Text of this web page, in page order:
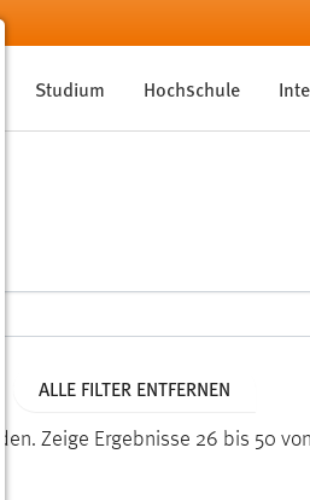
Studium Hochschule
ALLE FILTER ENTFERNEN
Zeige Ergebnisse 26 bis 50